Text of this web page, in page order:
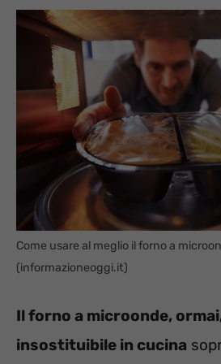
Come usare al meglio il forno a
(informazioneoggi.it)
Il forno a microonde,
insostituibile in cucina